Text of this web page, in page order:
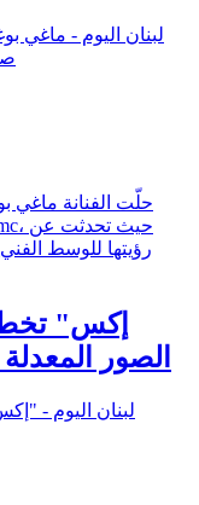
حلّت الفنانة ماغي
رؤيتها للوسط
الصور